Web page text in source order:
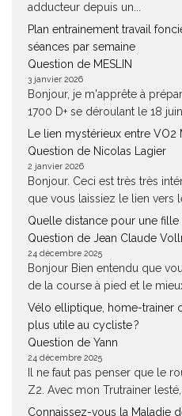
adducteur depuis un...
Plan entrainement travail
séances par semaine
Question de MESLIN
3 janvier 2026
Bonjour, je m'apprête à
1700 D+ se déroulant le 18 juin
Le lien mystérieux entre VO2
Question de Nicolas Lagier
2 janvier 2026
Bonjour. Ceci est très très
que vous laissiez le lien vers
Quelle distance pour une fille
Question de Jean Claude
24 décembre 2025
Bonjour Bien entendu que
de la course à pied et le
Vélo elliptique, home-trainer
plus utile au cycliste ?
Question de Yann
24 décembre 2025
Il ne faut pas penser que le
Z2. Avec mon Trutrainer lesté,
Connaissez-vous la Maladie